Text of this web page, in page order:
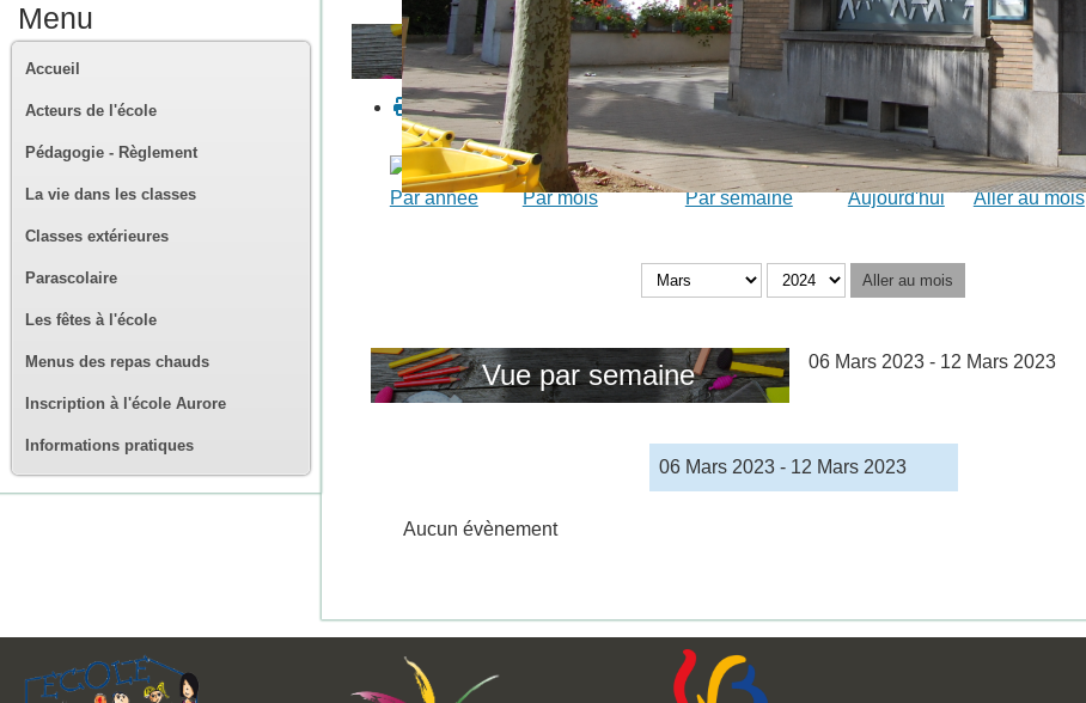
Menu
Accueil
Acteurs de l'école
Pédagogie - Règlement
La vie dans les classes
Classes extérieures
Parascolaire
Les fêtes à l'école
Menus des repas chauds
Inscription à l'école Aurore
Informations pratiques
Calendrier
Par année Par mois Par semaine Aujourd'hui Aller au mois
Aller au mois
Vue par semaine 06 Mars 2023 - 12 Mars 2023
06 Mars 2023 - 12 Mars 2023
Aucun évènement